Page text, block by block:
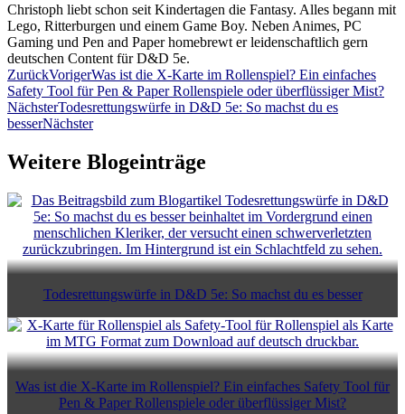
Christoph liebt schon seit Kindertagen die Fantasy. Alles begann mit
Lego, Ritterburgen und einem Game Boy. Neben Animes, PC
Gaming und Pen and Paper homebrewt er leidenschaftlich gern
deutschen Content für D&D 5e.
ZurückVorigerWas ist die X-Karte im Rollenspiel? Ein einfaches
Safety Tool für Pen & Paper Rollenspiele oder überflüssiger Mist?
NächsterTodesrettungswürfe in D&D 5e: So machst du es
besserNächster
Weitere Blogeinträge
Todesrettungswürfe in D&D 5e: So machst du es besser
Was ist die X-Karte im Rollenspiel? Ein einfaches Safety Tool für
Pen & Paper Rollenspiele oder überflüssiger Mist?